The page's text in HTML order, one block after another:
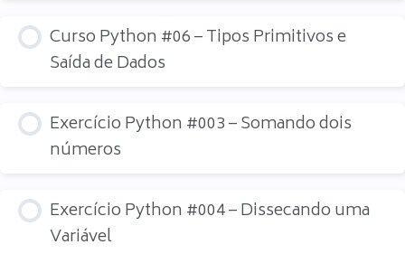
Curso Python #06 – Tipos Primitivos e
Saída de Dados
Exercício Python #003 – Somando dois
números
Exercício Python #004 – Dissecando uma
Variável